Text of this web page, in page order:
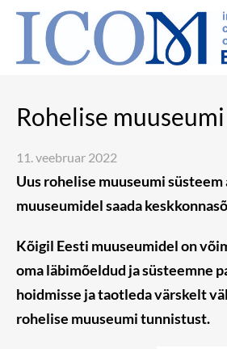
Rohelise
11. veebruar 2022
Uus rohelise muuseumi süsteem
muuseumidel saada
Kõigil Eesti muuseumidel on
oma läbimõeldud ja süsteemne
hoidmisse ja taotleda värskelt
rohelise muuseumi tunnistust.